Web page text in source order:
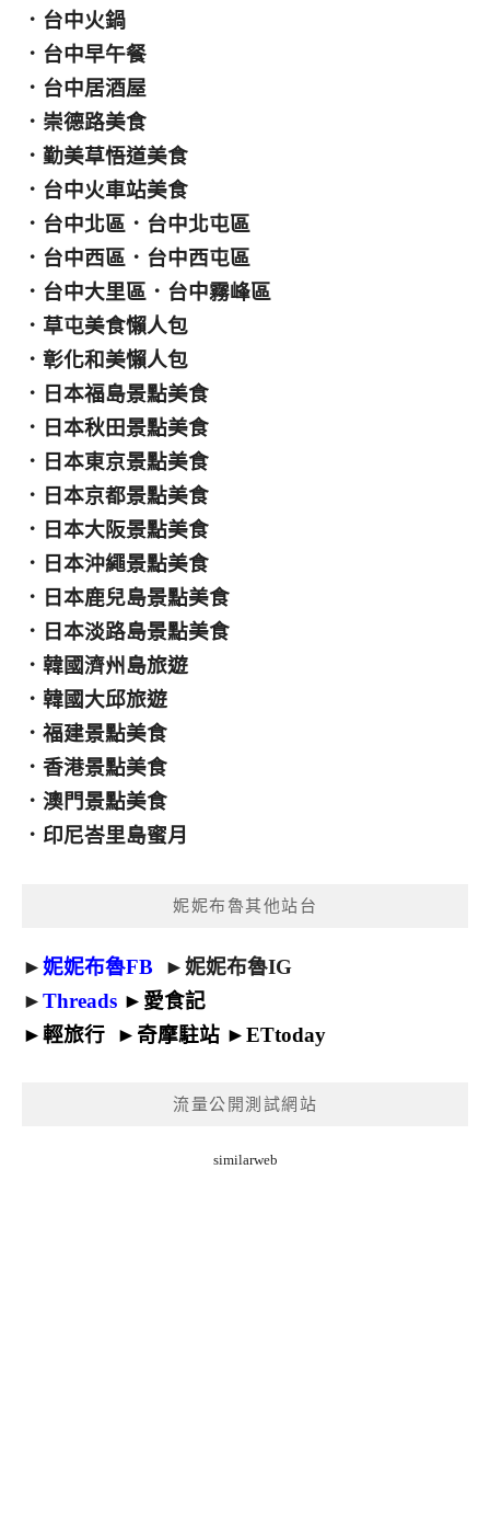
． 台中火鍋
． 台中早午餐
． 台中居酒屋
． 崇德路美食
． 勤美草悟道美食
． 台中火車站美食
． 台中北區 ． 台中北屯區
． 台中西區 ． 台中西屯區
． 台中大里區 ． 台中霧峰區
． 草屯美食懶人包
． 彰化和美懶人包
． 日本福島景點美食
． 日本秋田景點美食
． 日本東京景點美食
． 日本京都景點美食
． 日本大阪景點美食
． 日本沖繩景點美食
． 日本鹿兒島景點美食
． 日本淡路島景點美食
． 韓國濟州島旅遊
． 韓國大邱旅遊
． 福建景點美食
． 香港景點美食
． 澳門景點美食
． 印尼峇里島蜜月
妮妮布魯其他站台
►妮妮布魯FB ►妮妮布魯IG
►Threads ► 愛食記
►輕旅行 ► 奇摩駐站 ►ETtoday
流量公開測試網站
similarweb